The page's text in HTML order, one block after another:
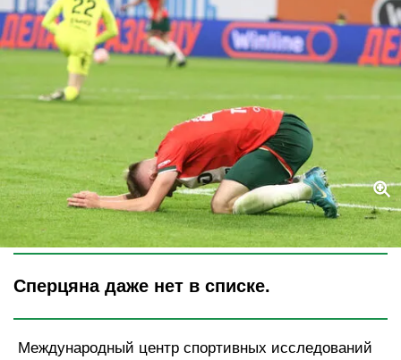
Legion-Media
Сперцяна даже нет в списке.
Международный центр спортивных исследований